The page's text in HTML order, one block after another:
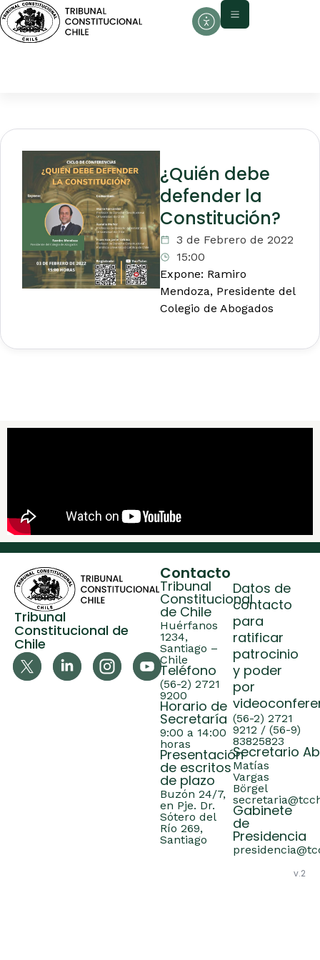
¿Quién debe
defender la
Constitución?
3 de Febrero de 2022
15:00
Expone: Ramiro
Mendoza, Presidente del
Colegio de Abogados
Tribunal
Constitucional de
Chile
Contacto
Tribunal
Constitucional
de Chile
Huérfanos
1234,
Santiago –
Chile
Teléfono
(56-2) 2721
9200
Horario de
Secretaría
9:00 a 14:00
horas
Presentación
de escritos
de plazo
Buzón 24/7,
en Pje. Dr.
Sótero del
Río 269,
Santiago
Datos de
contacto
para
ratificar
patrocinio
y poder
por
(56-2) 2721
9212 / (56-9)
83825823
Secretario
Matías
Vargas
Börgel
Gabinete
de
Presidencia
v.2